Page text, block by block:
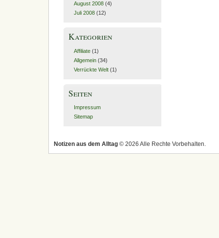
August 2008(4)
Juli 2008(12)
Kategorien
Affiliate(1)
Allgemein(34)
Verrückte Welt(1)
Seiten
Impressum
Sitemap
Notizen aus dem Alltag © 2026 Alle Rechte Vorbehalten.